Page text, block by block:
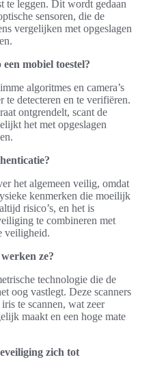
te leggen. Dit wordt gedaan
sensoren, die de
vergelijken met opgeslagen
mobiel toestel?
algoritmes en camera’s
te detecteren en te verifiëren.
ontgrendelt, scant de
het met opgeslagen
het algemeen veilig, omdat
kenmerken die moeilijk
risico’s, en het is
te combineren met
veiligheid.
ze?
technologie die de
oog vastlegt. Deze scanners
te scannen, wat zeer
maakt en een hoge mate
zich tot